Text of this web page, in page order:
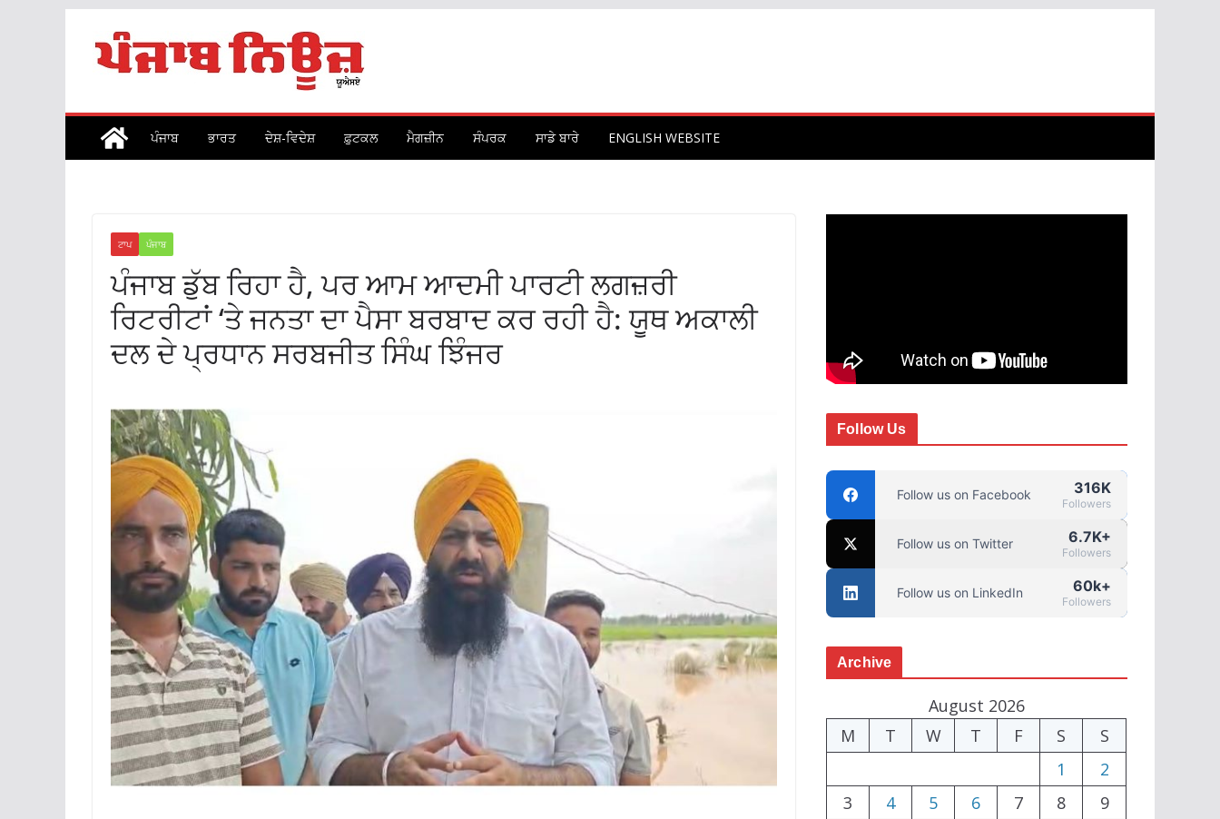
content
ਪੰਜਾਬ ਭਾਰਤ ਦੇਸ਼-ਵਿਦੇਸ਼ ਫ਼ੁਟਕਲ ਮੈਗਜ਼ੀਨ ਸੰਪਰਕ ਸਾਡੇ ਬਾਰੇ ENGLISH WEBSITE
ਟਾਪ ਪੰਜਾਬ
ਪੰਜਾਬ ਡੁੱਬ ਰਿਹਾ ਹੈ, ਪਰ ਆਮ ਆਦਮੀ ਪਾਰਟੀ ਲਗਜ਼ਰੀ
ਰਿਟਰੀਟਾਂ ‘ਤੇ ਜਨਤਾ ਦਾ ਪੈਸਾ ਬਰਬਾਦ ਕਰ ਰਹੀ ਹੈ: ਯੂਥ ਅਕਾਲੀ
ਦਲ ਦੇ ਪ੍ਰਧਾਨ ਸਰਬਜੀਤ ਸਿੰਘ ਝਿੰਜਰ
Follow Us
Follow us on Facebook 316K
Followers
Follow us on Twitter 6.7K+
Followers
Follow us on LinkedIn 60k+
Followers
Archive
August 2026
M
T W T F S
S
1
2
3
4 5 6 7 8
9